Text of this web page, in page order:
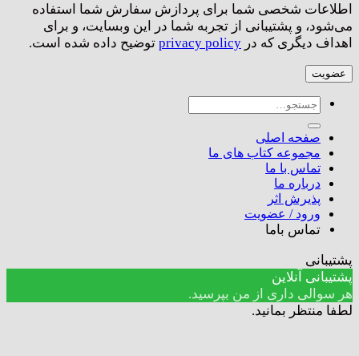
اطلاعات شخصی شما برای پردازش سفارش شما استفاده
می‌شود، و پشتیبانی از تجربه شما در این وبسایت، و برای
اهداف دیگری که در privacy policy توضیح داده شده است.
عضویت
جستجو
برای:
صفحه اصلی
مجموعه کتاب های ما
تماس با ما
درباره ما
پذیرش اثر
ورود / عضویت
تماس باما
پشتیبانی
پشتیبانی آنلاین
هر سوالی داری از من بپرسید.
لطفا منتظر بمانید.